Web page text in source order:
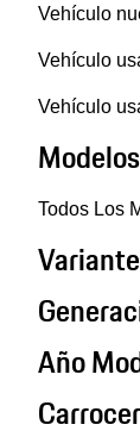
Vehículo
Vehículo
Vehículo
Modelos
Todos Los
Año